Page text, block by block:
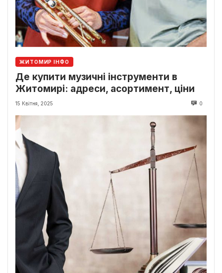
ЖИТОМИР ІНФО
Де купити музичні інструменти в
Житомирі: адреси, асортимент, ціни
15 Квітня, 2025 0